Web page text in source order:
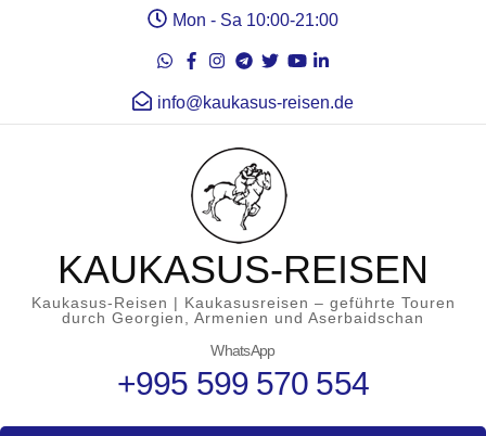
Mon - Sa 10:00-21:00
info@kaukasus-reisen.de
KAUKASUS-REISEN
Kaukasus-Reisen | Kaukasusreisen – geführte Touren
durch Georgien, Armenien und Aserbaidschan
WhatsApp
+995 599 570 554